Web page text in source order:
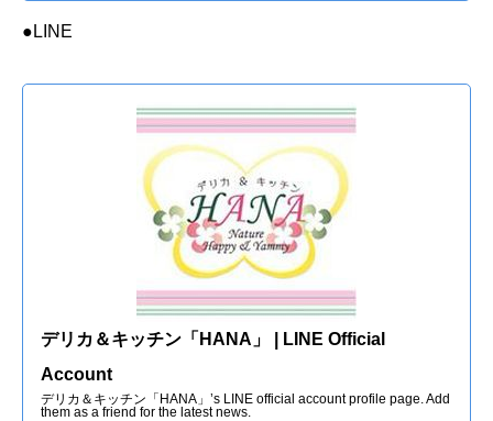
●LINE
デリカ＆キッチン「HANA」 | LINE Official
Account
デリカ＆キッチン「HANA」’s LINE official account profile page. Add
them as a friend for the latest news.